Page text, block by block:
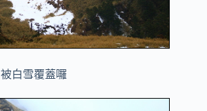
被白雪覆蓋囉